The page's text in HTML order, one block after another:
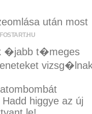
után most
�jabb t�meges
higgye az új